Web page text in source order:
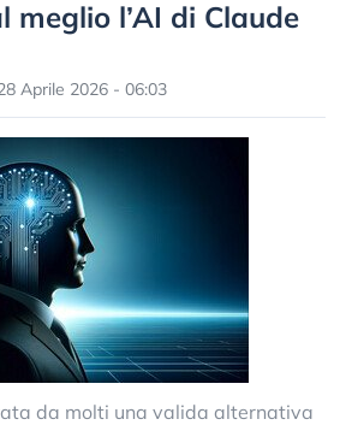
meglio l’AI di Claude
Aprile 2026 - 06:03
da molti una valida alternativa